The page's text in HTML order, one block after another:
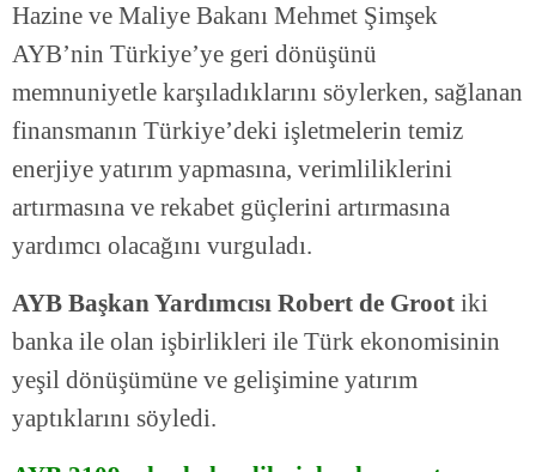
Hazine ve Maliye Bakanı Mehmet Şimşek
AYB’nin Türkiye’ye geri dönüşünü
memnuniyetle karşıladıklarını söylerken, sağlanan
finansmanın Türkiye’deki işletmelerin temiz
enerjiye yatırım yapmasına, verimliliklerini
artırmasına ve rekabet güçlerini artırmasına
yardımcı olacağını vurguladı.
AYB Başkan Yardımcısı Robert de Groot iki
banka ile olan işbirlikleri ile Türk ekonomisinin
yeşil dönüşümüne ve gelişimine yatırım
yaptıklarını söyledi.